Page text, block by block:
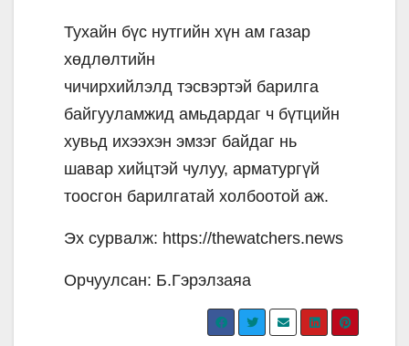
Тухайн бүс нутгийн хүн ам газар
хөдлөлтийн
чичирхийлэлд тэсвэртэй барилга
байгууламжид амьдардаг ч бүтцийн
хувьд ихээхэн эмзэг байдаг нь
шавар хийцтэй чулуу, арматургүй
тоосгон барилгатай холбоотой аж.
Эх сурвалж: https://thewatchers.news
Орчуулсан: Б.Гэрэлзаяа